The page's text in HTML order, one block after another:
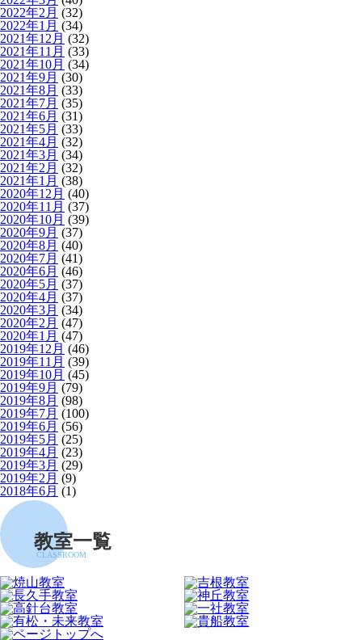
2022年2月 (32)
2022年1月 (34)
2021年12月 (32)
2021年11月 (33)
2021年10月 (34)
2021年9月 (30)
2021年8月 (33)
2021年7月 (35)
2021年6月 (31)
2021年5月 (33)
2021年4月 (32)
2021年3月 (34)
2021年2月 (32)
2021年1月 (38)
2020年12月 (40)
2020年11月 (37)
2020年10月 (39)
2020年9月 (37)
2020年8月 (40)
2020年7月 (41)
2020年6月 (46)
2020年5月 (37)
2020年4月 (37)
2020年3月 (34)
2020年2月 (47)
2020年1月 (47)
2019年12月 (46)
2019年11月 (39)
2019年10月 (45)
2019年9月 (79)
2019年8月 (98)
2019年7月 (100)
2019年6月 (56)
2019年5月 (25)
2019年4月 (23)
2019年3月 (29)
2019年2月 (9)
2018年6月 (1)
教室一覧
CLASSROOM